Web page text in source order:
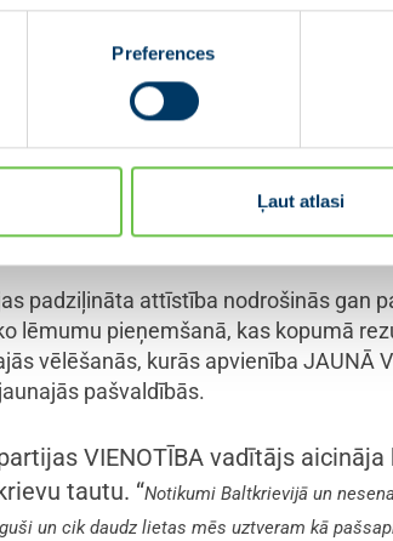
Preferences
Ļaut atlasi
situāciju, partijas vadītājs
kā laba, pat ļoti laba –
skaits. “
Lai nodrošinātu VIENOTĪBAS
savu politisko darbību un speram
padziļināta attīstība nodrošinās gan
lēmumu pieņemšanā, kas kopumā
vēlēšanās, kurās apvienība JAUNĀ
pašvaldībās.
VIENOTĪBA vadītājs
tautu. “Notikumi Baltkrievijā un
un cik daudz lietas mēs uztveram kā